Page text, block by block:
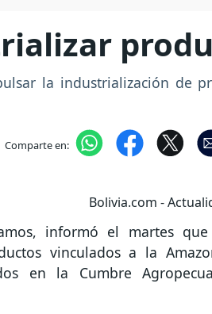
la industrialización de
Comparte en:
Bolivia.com -
informó el martes
vinculados a la
en la Cumbre